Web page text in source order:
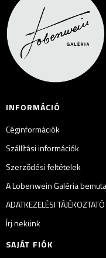
INFORMÁCIÓ
Céginformációk
Szállítási információk
Szerződési feltételek
A Lobenwein Galéria
ADATKEZELÉSI TÁJÉKOZTATÓ
Írj nekünk
SAJÁT FIÓK